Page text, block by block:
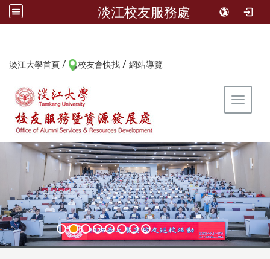
淡江校友服務處
淡江大學首頁 / 校友會快找 / 網站導覽
Toggle